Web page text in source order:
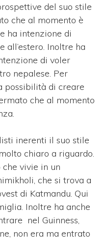
del suo stile
che al momento è
ha intenzione di
all’estero. Inoltre ha
di voler
nepalese. Per
possibilità di creare
che al momento
inerenti il suo stile
chiaro a riguardo.
vivie in un
che si trova a
di Katmandu. Qui
Inoltre ha anche
nel Guinness,
non era ma entrato